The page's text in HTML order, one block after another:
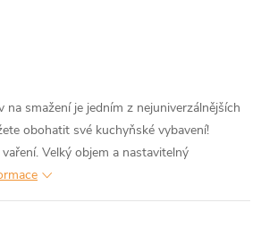
na smažení je jedním z nejuniverzálnějších
obohatit své kuchyňské vybavení!
Velký objem a nastavitelný